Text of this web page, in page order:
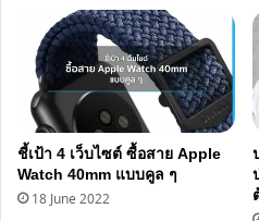
ชี้เป้า 4 เว็บไซต์ ซื้อสาย Apple
Watch 40mm แบบคูล ๆ
18 June 2022